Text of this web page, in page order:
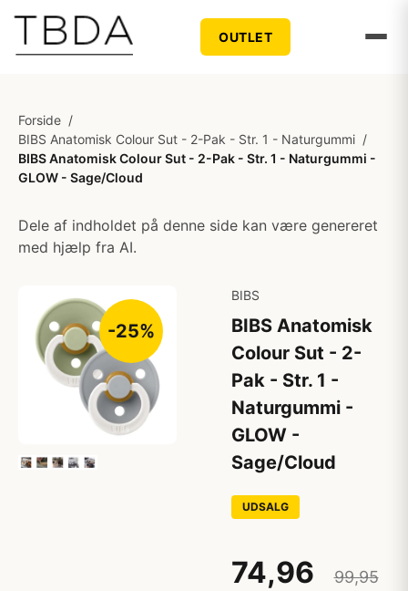
OUTLET
Forside /
BIBS Anatomisk Colour Sut - 2-Pak - Str. 1 - Naturgummi /
BIBS Anatomisk Colour Sut - 2-Pak - Str. 1 - Naturgummi -
GLOW - Sage/Cloud
Dele af indholdet på denne side kan være genereret
med hjælp fra AI.
-25%
BIBS
BIBS Anatomisk
Colour Sut - 2-
Pak - Str. 1 -
Naturgummi -
GLOW -
Sage/Cloud
UDSALG
74,96
99,95